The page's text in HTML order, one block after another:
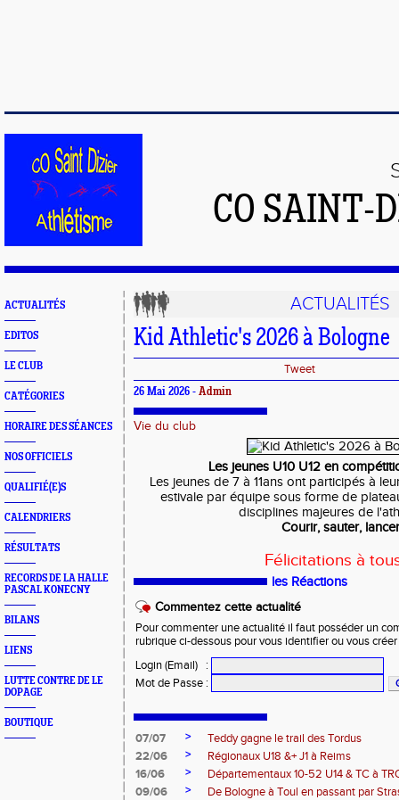
CO SAINT-
ACTUALITÉS
EDITOS
LE CLUB
CATÉGORIES
HORAIRE DES SÉANCES
NOS OFFICIELS
QUALIFIÉ(E)S
CALENDRIERS
RÉSULTATS
RECORDS DE LA HALLE
PASCAL KONECNY
BILANS
LIENS
LUTTE CONTRE DE LE
DOPAGE
BOUTIQUE
ACTUALITÉS
Kid Athletic's 2026 à Bologne
Tweet
26 Mai 2026 - Admin
Vie du club
Les jeunes U10 U12 en
Les jeunes de 7 à 11ans ont participés à
estivale par équipe sous forme de
disciplines majeures de
Courir, sauter, lancer
Félicitations à
les Réactions
Commentez cette actualité
Pour commenter une actualité il faut posséder un
rubrique ci-dessous pour vous identifier ou vous
Login (Email)
:
Mot de Passe :
07/07 >
Teddy gagne le trail des Tordus
22/06
>
Régionaux U18 &+ J1 à Reims
16/06
>
Départementaux 10-52 U14 & TC à
09/06
>
De Bologne à Toul en passant par